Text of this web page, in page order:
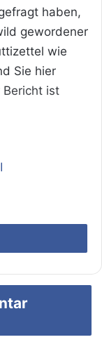
haben,
gewordener
wie
Sie hier
Bericht ist
in der